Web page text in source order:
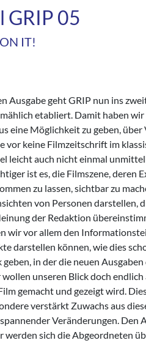
GRIP 05
IT!
Ausgabe geht GRIP nun ins
etabliert. Damit haben
eine Möglichkeit zu geben,
vor keine Filmzeitschrift im
leicht auch nicht einmal
ist es, die Filmszene,
zu lassen, sichtbar zu
von Personen darstellen,
der Redaktion
wir vor allem den
darstellen können, wie dies
geben, in der die neuen
unseren Blick doch
gemacht und gezeigt wird.
verstärkt Zuwachs aus
Veränderungen.
werden sich die Abge­ordneten